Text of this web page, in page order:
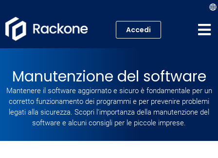
VPS
Cloud
Server
Accedi
Manutenzione del software
Mantenere il software aggiornato e sicuro è fondamentale per un
corretto funzionamento dei programmi e per prevenire problemi
legati alla sicurezza. Scopri l'importanza della manutenzione del
software e alcuni consigli per le piccole imprese.